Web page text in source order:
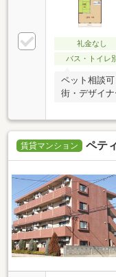
礼金なし
バス・トイレ別
ペット相談
街・デザイ
賃貸マンション ペテ